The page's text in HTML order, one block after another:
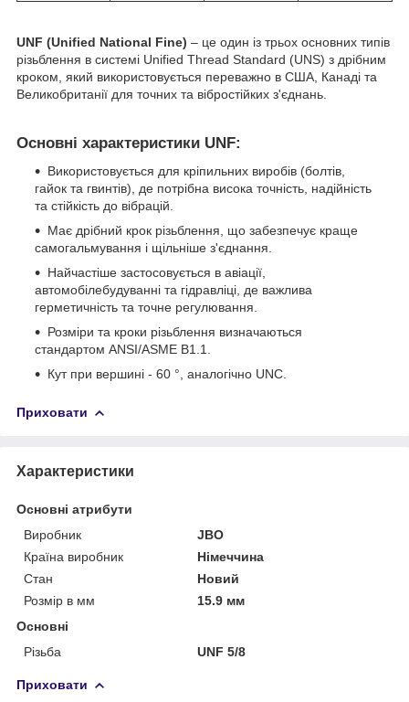
UNF (Unified National Fine) – це один із трьох основних типів
різьблення в системі Unified Thread Standard (UNS) з дрібним
кроком, який використовується переважно в США, Канаді та
Великобританії для точних та вібростійких з'єднань.
Основні характеристики UNF:
Використовується для кріпильних виробів (болтів,
гайок та гвинтів), де потрібна висока точність, надійність
та стійкість до вібрацій.
Має дрібний крок різьблення, що забезпечує краще
самогальмування і щільніше з'єднання.
Найчастіше застосовується в авіації,
автомобілебудуванні та гідравліці, де важлива
герметичність та точне регулювання.
Розміри та кроки різьблення визначаються
стандартом ANSI/ASME B1.1.
Кут при вершині - 60 °, аналогічно UNC.
Приховати
Характеристики
Основні атрибути
Виробник
JBO
Країна виробник
Німеччина
Стан
Новий
Розмір в мм
15.9 мм
Основні
Різьба
UNF 5/8
Приховати